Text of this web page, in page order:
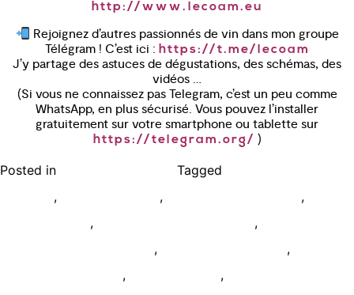
http://www.lecoam.eu
Rejoignez d’autres passionnés de vin dans mon groupe
Télégram ! C’est ici : https://t.me/lecoam
J’y partage des astuces de dégustations, des schémas, des
vidéos …
(Si vous ne connaissez pas Telegram, c’est un peu comme
WhatsApp, en plus sécurisé. Vous pouvez l’installer
gratuitement sur votre smartphone ou tablette sur
https://telegram.org/ )
Posted in
Tagged
, , ,
, ,
, ,
, ,